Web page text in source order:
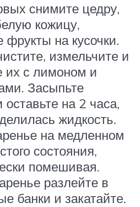
снимите цедру,
кожицу,
фрукты на кусочки.
измельчите и
их с лимоном и
Засыпьте
на 2 часа,
жидкость.
на медленном
состояния,
помешивая.
разлейте в
банки и закатайте.